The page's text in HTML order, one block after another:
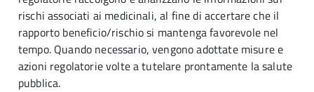
rischi associati ai medicinali, al fine di accertare che il
rapporto beneficio/rischio si mantenga favorevole nel
tempo. Quando necessario, vengono adottate misure e
azioni regolatorie volte a tutelare prontamente la salute
pubblica.